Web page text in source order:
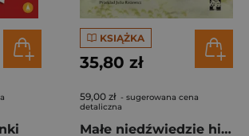
KSIĄŻKA
35,80 zł
59,00 zł - sugerowana cena
detaliczna
Małe niedźwiedzie historie